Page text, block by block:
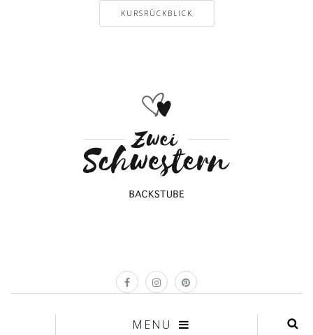
KURSRÜCKBLICK
MENU